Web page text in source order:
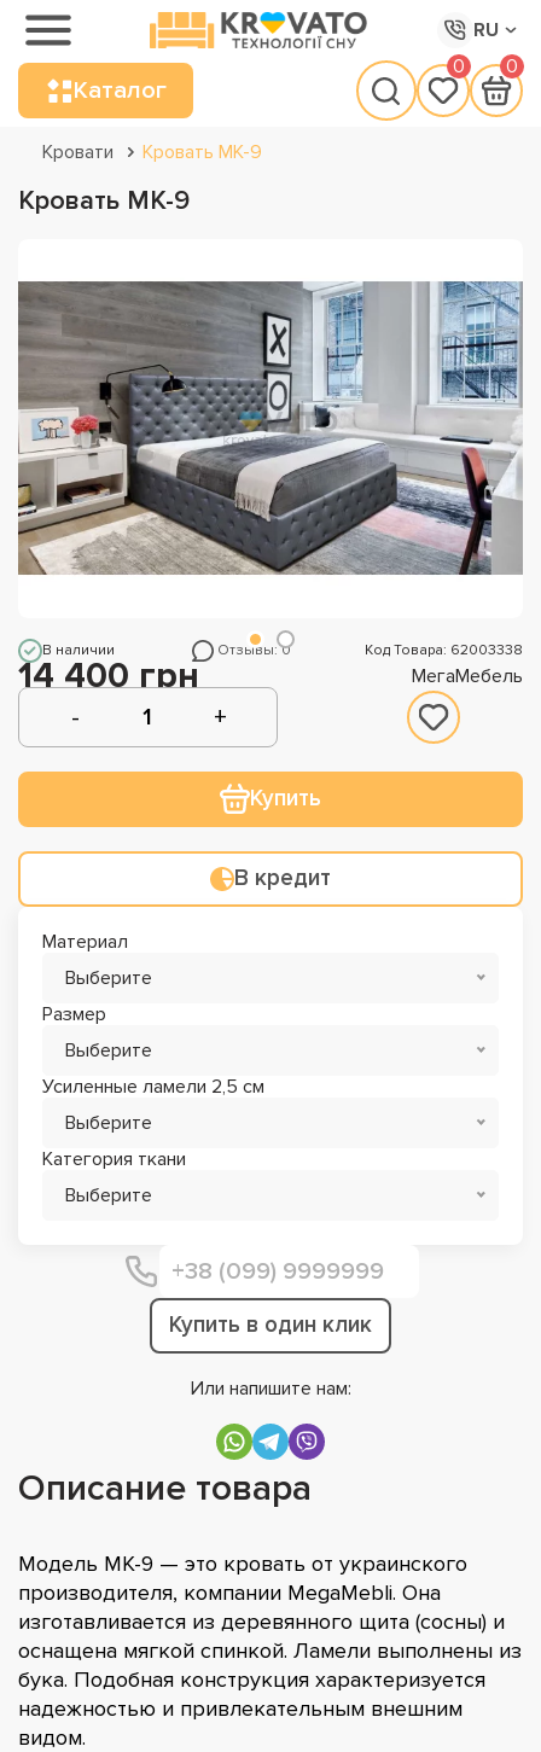
RU
Каталог
0 0
Кровати Кровать МК-9
Кровать МК-9
В наличии Отзывы: 0 Код Товара: 62003338
14 400 грн МегаМебель
Купить
В кредит
Материал
Выберите
Размер
Выберите
Усиленные ламели 2,5 см
Выберите
Категория ткани
Выберите
Купить в один клик
Или напишите нам:
Описание товара
Модель МК-9 — это кровать от украинского
производителя, компании MegaMebli. Она
изготавливается из деревянного щита (сосны) и
оснащена мягкой спинкой. Ламели выполнены из
бука. Подобная конструкция характеризуется
надежностью и привлекательным внешним
видом.